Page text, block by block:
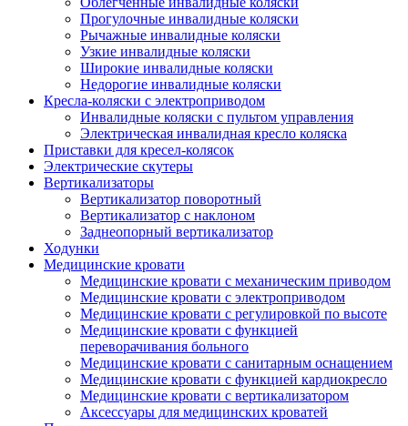
Прогулочные инвалидные коляски
Рычажные инвалидные коляски
Узкие инвалидные коляски
Широкие инвалидные коляски
Недорогие инвалидные коляски
Кресла-коляски с электроприводом
Инвалидные коляски с пультом управления
Электрическая инвалидная кресло коляска
Приставки для кресел-колясок
Электрические скутеры
Вертикализаторы
Вертикализатор поворотный
Вертикализатор с наклоном
Заднеопорный вертикализатор
Ходунки
Медицинские кровати
Медицинские кровати с механическим приводом
Медицинские кровати с электроприводом
Медицинские кровати с регулировкой по высоте
Медицинские кровати с функцией
переворачивания больного
Медицинские кровати с санитарным оснащением
Медицинские кровати с функцией кардиокресло
Медицинские кровати с вертикализатором
Аксессуары для медицинских кроватей